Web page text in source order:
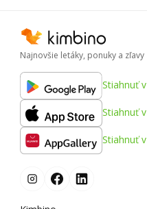
Najnovšie letáky, ponuky a zľavy
Stiahnuť v
Stiahnuť v
Stiahnuť v